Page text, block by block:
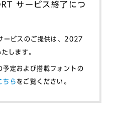
サービス終了につ
ビスのご提供は、2027
します。
定および搭載フォントの
ちら をご覧ください。